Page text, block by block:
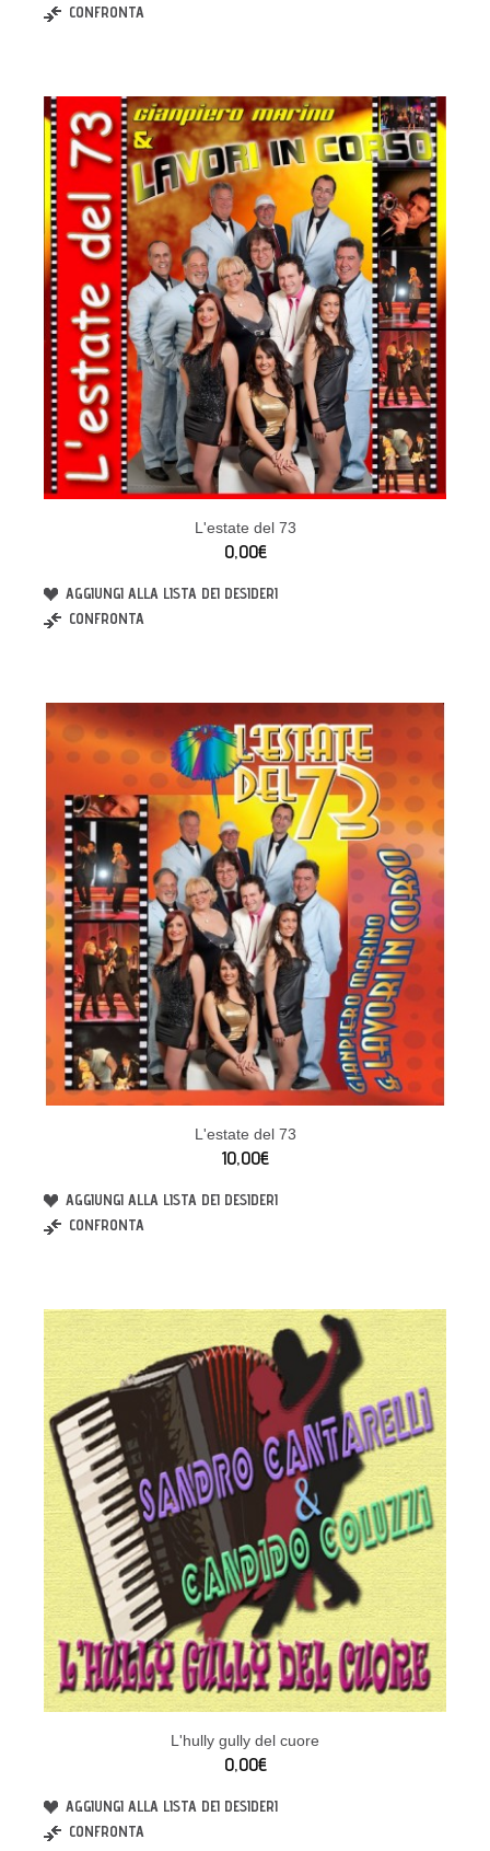
CONFRONTA
L'estate del 73
0,00€
AGGIUNGI ALLA LISTA DEI DESIDERI
CONFRONTA
L'estate del 73
10,00€
AGGIUNGI ALLA LISTA DEI DESIDERI
CONFRONTA
L'hully gully del cuore
0,00€
AGGIUNGI ALLA LISTA DEI DESIDERI
CONFRONTA